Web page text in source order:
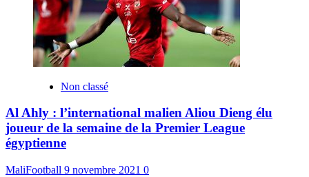
Non classé
Al Ahly : l’international malien Aliou Dieng élu
joueur de la semaine de la Premier League
égyptienne
MaliFootball 9 novembre 2021 0